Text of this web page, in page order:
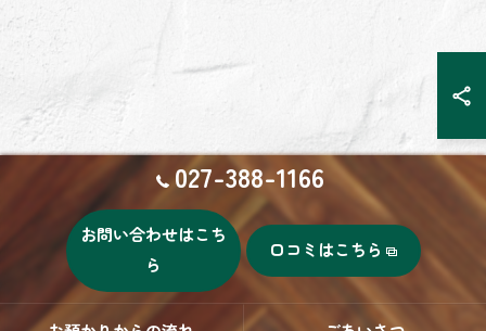
027-388-1166
お問い合わせはこち
ら
口コミはこちら